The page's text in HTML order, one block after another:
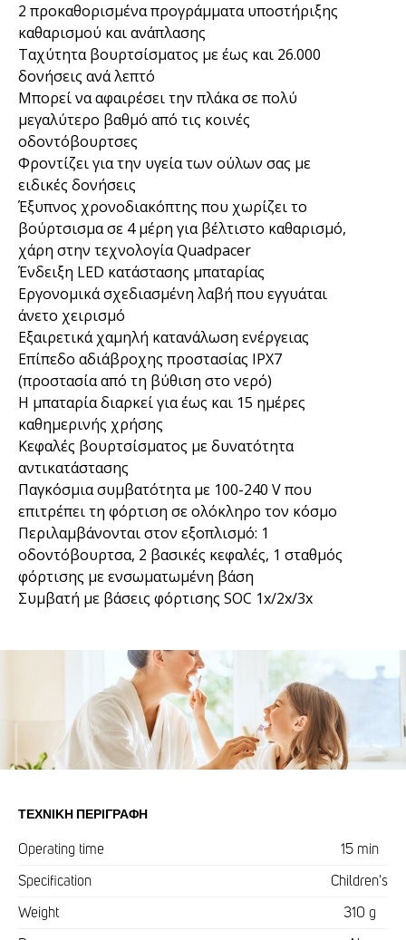
2 προκαθορισμένα προγράμματα υποστήριξης
καθαρισμού και ανάπλασης
Ταχύτητα βουρτσίσματος με έως και 26.000
δονήσεις ανά λεπτό
Μπορεί να αφαιρέσει την πλάκα σε πολύ
μεγαλύτερο βαθμό από τις κοινές
οδοντόβουρτσες
Φροντίζει για την υγεία των ούλων σας με
ειδικές δονήσεις
Έξυπνος χρονοδιακόπτης που χωρίζει το
βούρτσισμα σε 4 μέρη για βέλτιστο καθαρισμό,
χάρη στην τεχνολογία Quadpacer
Ένδειξη LED κατάστασης μπαταρίας
Εργονομικά σχεδιασμένη λαβή που εγγυάται
άνετο χειρισμό
Εξαιρετικά χαμηλή κατανάλωση ενέργειας
Επίπεδο αδιάβροχης προστασίας IPX7
(προστασία από τη βύθιση στο νερό)
Η μπαταρία διαρκεί για έως και 15 ημέρες
καθημερινής χρήσης
Κεφαλές βουρτσίσματος με δυνατότητα
αντικατάστασης
Παγκόσμια συμβατότητα με 100-240 V που
επιτρέπει τη φόρτιση σε ολόκληρο τον κόσμο
Περιλαμβάνονται στον εξοπλισμό: 1
οδοντόβουρτσα, 2 βασικές κεφαλές, 1 σταθμός
φόρτισης με ενσωματωμένη βάση
Συμβατή με βάσεις φόρτισης SOC 1x/2x/3x
ΤΕΧΝΙΚΉ ΠΕΡΙΓΡΑΦΉ
Operating time 15 min
Specification Children's
Weight 310 g